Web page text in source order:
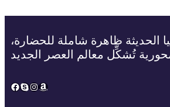
الحديثة ظاهرة شاملة للحضارة،
تُشكِّل معالم العصر الجديد
Facebook
Skype
Instagram
Amazon